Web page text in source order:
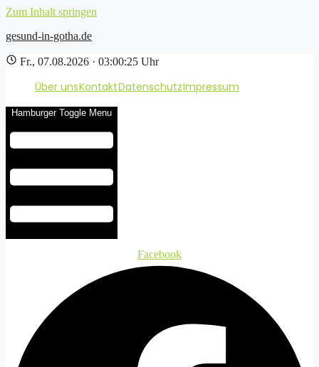
Zum Inhalt springen
gesund-in-gotha.de
Fr., 07.08.2026 · 03:00:26 Uhr
Über unsKontaktDatenschutzImpressum
Hamburger Toggle Menu
Facebook